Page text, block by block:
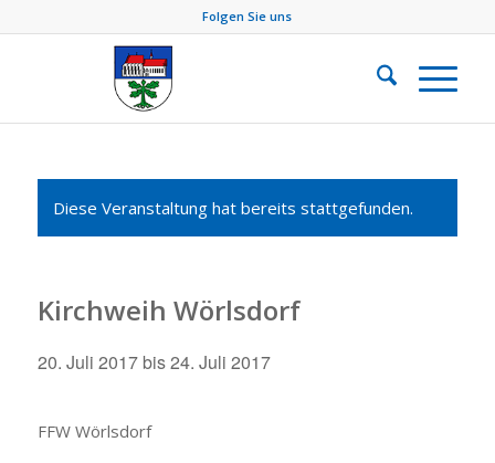
Folgen Sie uns
Diese Veranstaltung hat bereits stattgefunden.
Kirchweih Wörlsdorf
20. Juli 2017bis24. Juli 2017
FFW Wörlsdorf